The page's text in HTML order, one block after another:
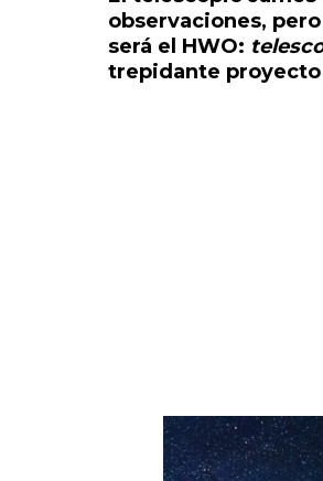
observaciones,
será el HWO:
trepidante proyecto